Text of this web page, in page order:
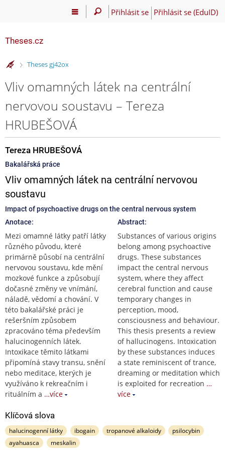
Přihlásit se Přihlásit se (EduID)
Theses.cz
>
Theses gj42ox
Vliv omamných látek na centrální
nervovou soustavu – Tereza
HRUBEŠOVÁ
Tereza HRUBEŠOVÁ
Bakalářská práce
Vliv omamných látek na centrální nervovou
soustavu
Impact of psychoactive drugs on the central nervous system
Anotace:
Mezi omamné látky patří látky
různého původu, které
primárně působí na centrální
nervovou soustavu, kde mění
mozkové funkce a způsobují
dočasné změny ve vnímání,
náladě, vědomí a chování. V
této bakalářské práci je
rešeršním způsobem
zpracováno téma především
halucinogenních látek.
Intoxikace těmito látkami
připomíná stavy transu, snění
nebo meditace, kterých je
využíváno k rekreačním i
rituálním a …více
Abstract:
Substances of various origins
belong among psychoactive
drugs. These substances
impact the central nervous
system, where they affect
cerebral function and cause
temporary changes in
perception, mood,
consciousness and behaviour.
This thesis presents a review
of hallucinogens. Intoxication
by these substances induces
a state reminiscent of trance,
dreaming or meditation which
is exploited for recreation …
více
Klíčová slova
halucinogenní látky ibogain tropanové alkaloidy
psilocybin
ayahuasca
meskalin